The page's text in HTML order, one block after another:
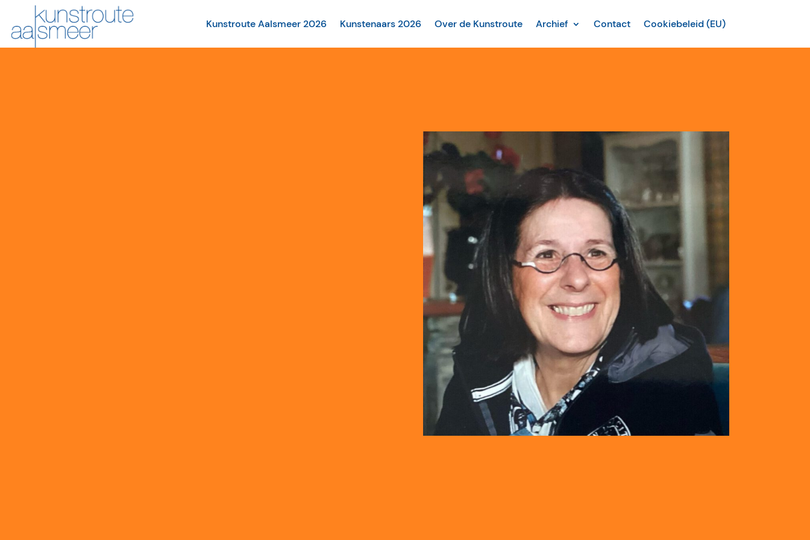
Kunstroute Aalsmeer 2026 Kunstenaars 2026 Over de Kunstroute Archief Contact Cookiebeleid (EU)